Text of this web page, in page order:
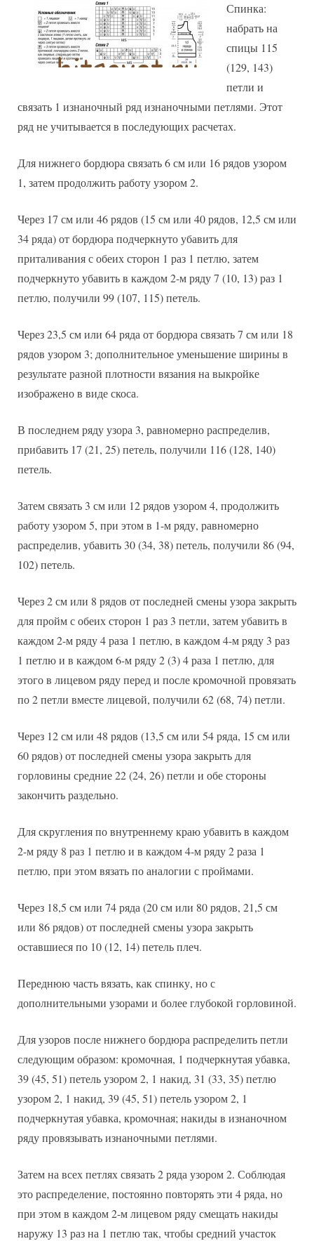
Спинка:
набрать на
спицы 115
(129, 143)
петли и
связать 1 изнаночный ряд изнаночными петлями. Этот
ряд не учитывается в последующих расчетах.
Для нижнего бордюра связать 6 см или 16 рядов узором
1, затем продолжить работу узором 2.
Через 17 см или 46 рядов (15 см или 40 рядов, 12,5 см или
34 ряда) от бордюра подчеркнуто убавить для
приталивания с обеих сторон 1 раз 1 петлю, затем
подчеркнуто убавить в каждом 2-м ряду 7 (10, 13) раз 1
петлю, получили 99 (107, 115) петель.
Через 23,5 см или 64 ряда от бордюра связать 7 см или 18
рядов узором 3; дополнительное уменьшение ширины в
результате разной плотности вязания на выкройке
изображено в виде скоса.
В последнем ряду узора 3, равномерно распределив,
прибавить 17 (21, 25) петель, получили 116 (128, 140)
петель.
Затем связать 3 см или 12 рядов узором 4, продолжить
работу узором 5, при этом в 1-м ряду, равномерно
распределив, убавить 30 (34, 38) петель, получили 86 (94,
102) петель.
Через 2 см или 8 рядов от последней смены узора закрыть
для пройм с обеих сторон 1 раз 3 петли, затем убавить в
каждом 2-м ряду 4 раза 1 петлю, в каждом 4-м ряду 3 раз
1 петлю и в каждом 6-м ряду 2 (3) 4 раза 1 петлю, для
этого в лицевом ряду перед и после кромочной провязать
по 2 петли вместе лицевой, получили 62 (68, 74) петли.
Через 12 см или 48 рядов (13,5 см или 54 ряда, 15 см или
60 рядов) от последней смены узора закрыть для
горловины средние 22 (24, 26) петли и обе стороны
закончить раздельно.
Для скругления по внутреннему краю убавить в каждом
2-м ряду 8 раз 1 петлю и в каждом 4-м ряду 2 раза 1
петлю, при этом вязать по аналогии с проймами.
Через 18,5 см или 74 ряда (20 см или 80 рядов, 21,5 см
или 86 рядов) от последней смены узора закрыть
оставшиеся по 10 (12, 14) петель плеч.
Переднюю часть вязать, как спинку, но с
дополнительными узорами и более глубокой горловиной.
Для узоров после нижнего бордюра распределить петли
следующим образом: кромочная, 1 подчеркнутая убавка,
39 (45, 51) петель узором 2, 1 накид, 31 (33, 35) петлю
узором 2, 1 накид, 39 (45, 51) петель узором 2, 1
подчеркнутая убавка, кромочная; накиды в изнаночном
ряду провязывать изнаночными петлями.
Затем на всех петлях связать 2 ряда узором 2. Соблюдая
это распределение, постоянно повторять эти 4 ряда, но
при этом в каждом 2-м лицевом ряду смещать накиды
наружу 13 раз на 1 петлю так, чтобы средний участок